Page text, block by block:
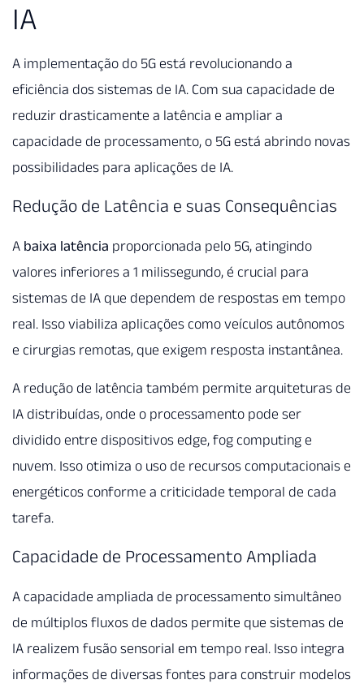
IA
A implementação do 5G está revolucionando a
eficiência dos sistemas de IA. Com sua capacidade de
reduzir drasticamente a latência e ampliar a
capacidade de processamento, o 5G está abrindo novas
possibilidades para aplicações de IA.
Redução de Latência e suas Consequências
A baixa latência proporcionada pelo 5G, atingindo
valores inferiores a 1 milissegundo, é crucial para
sistemas de IA que dependem de respostas em tempo
real. Isso viabiliza aplicações como veículos autônomos
e cirurgias remotas, que exigem resposta instantânea.
A redução de latência também permite arquiteturas de
IA distribuídas, onde o processamento pode ser
dividido entre dispositivos edge, fog computing e
nuvem. Isso otimiza o uso de recursos computacionais e
energéticos conforme a criticidade temporal de cada
tarefa.
Capacidade de Processamento Ampliada
A capacidade ampliada de processamento simultâneo
de múltiplos fluxos de dados permite que sistemas de
IA realizem fusão sensorial em tempo real. Isso integra
informações de diversas fontes para construir modelos